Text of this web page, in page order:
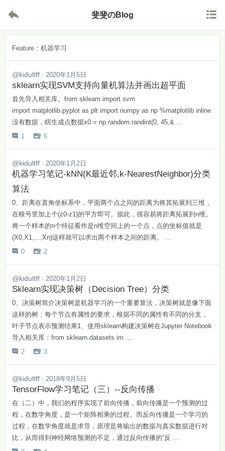
 斐斐のBlog 
Feature：机器学习
@kidultff · 2020年1月5日
sklearn实现SVM支持向量机算法并画出超平面
首先导入相关库。from sklearn import svm
import matplotlib.pyplot as plt import numpy as np %matplotlib inline
没有数据，瞎生成点数据x0 = np.random.randint(0, 45,& ...
 1  6
@kidultff · 2020年1月2日
机器学习笔记-kNN(K最近邻,k-NearestNeighbor)分类
算法
0、距离在直角坐标系中，平面两个点之间的距离为将其拓展到三维，
在根号里加上个(z0-z1)的平方即可。据此，很容易将距离拓展到n维。
将一个样本的n个特征看作是n维空间上的一个点，点的坐标值就是
(X0,X1,...,Xn)这样就可以求出两个样本之间的距离。 ...
 0  2
@kidultff · 2020年1月2日
Sklearn实现决策树（Decision Tree）分类
0、决策树简介决策树是机器学习的一个重要算法，决策树就是像下面
这样的树：每个节点有属性的要求，根据不同的属性有不同的分支，
叶子节点表示预测结果1、使用sklearn构建决策树在Jupyter Notebook
导入相关库：from sklearn.datasets im ...
 2  3
@kidultff · 2018年9月5日
​TensorFlow学习笔记（三）--反向传播
在（二）中，我们的程序实现了前向传播，前向传播是一个预测的过
程，在数学角度，是一个矩阵相乘的过程。而反向传播是一个学习的
过程，在数学角度就是求导，原理是将输出的数据与真实数据进行对
比，从而得到神经网络预测的不足，通过反向传播的“反 ...